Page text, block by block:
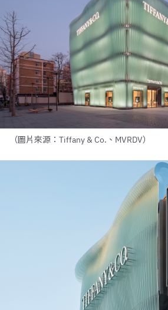
（圖片來源：Tiffany & Co.、MVRDV）